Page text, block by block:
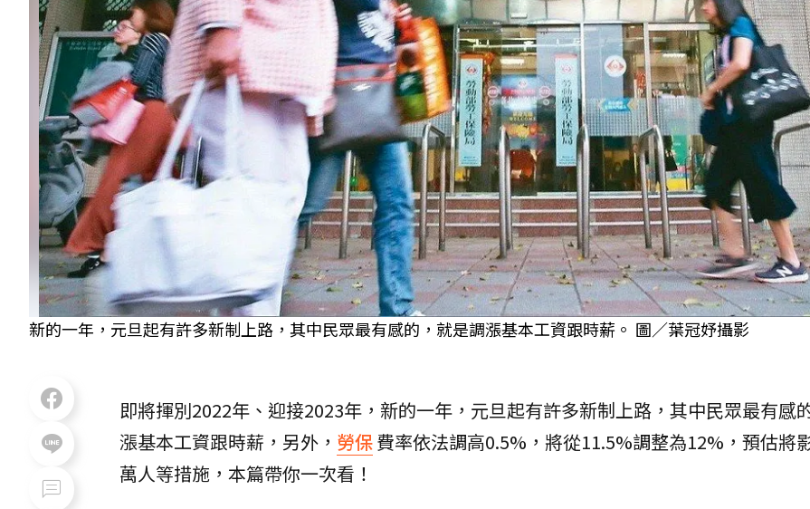
新的一年，元旦起有許多新制上路，其中民眾最有感的，就是調漲基本工資跟時薪。 圖／葉冠妤攝影
即將揮別2022年、迎接2023年，新的一年，元旦起有許多新制上路，其中民眾最有感
漲基本工資跟時薪，另外， 勞保費率依法調高0.5%，將從11.5%調整為12%，預估將
萬人等措施，本篇帶你一次看！